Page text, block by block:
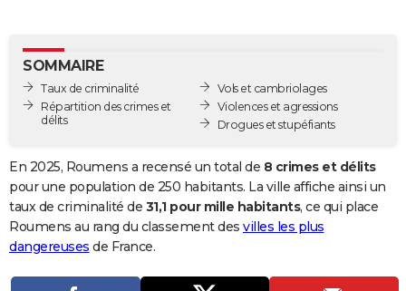
GUIDES D'ACHAT
BONS PLANS
Carte de Noël
Carte Bonne année
Carte Saint-Valentin
Carte Pâques
Carte d'anniversaire
DICTIONNAIRE
Dictionnaire
Biographies
Citations
Expressions
Proverbes
PROGRAMME TV
COPAINS D'AVANT
S'inscrire
Se connecter
Lycées
Collèges
Primaires
Universités
Entreprises
Service militaire
Avis de recherche
AVIS DE DÉCÈS
SOMMAIRE
Taux de criminalité
Répartition des crimes et
délits
Vols et cambriolages
Violences et agressions
Drogues et stupéfiants
En 2025, Roumens a recensé un total de 8 crimes et délits
pour une population de 250 habitants. La ville affiche ainsi un
taux de criminalité de 31,1 pour mille habitants, ce qui place
Roumens au rang du classement des villes les plus
dangereuses de France.